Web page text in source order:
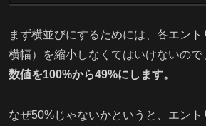
まず横並びにするためには、各エン
横幅）を縮小しなくてはいけないので
数値を100%から49%にします。
なぜ50%じゃないかというと、エン